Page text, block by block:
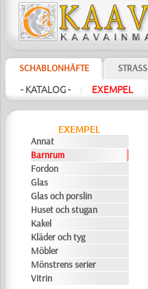
SCHABLONHÄFTE STRASS
- KATALOG - | EXEMPEL |
EXEMPEL
Annat
Barnrum
Fordon
Glas
Glas och porslin
Huset och stugan
Kakel
Kläder och tyg
Möbler
Mönstrens serier
Vitrin